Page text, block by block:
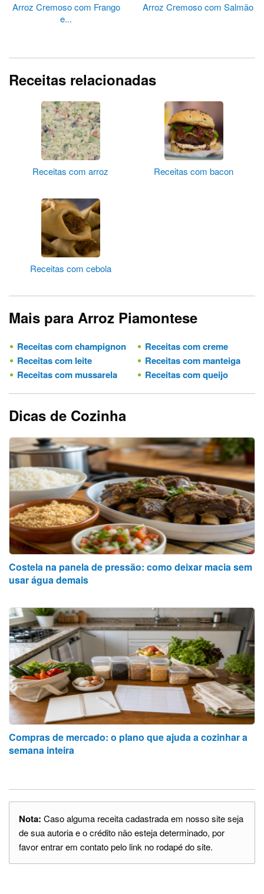
Arroz Cremoso com Frango
e...
Arroz Cremoso com Salmão
Receitas relacionadas
Receitas com arroz Receitas com bacon
Receitas com cebola
Mais para Arroz Piamontese
Receitas com champignon
Receitas com creme
Receitas com leite
Receitas com manteiga
Receitas com mussarela
Receitas com queijo
Dicas de Cozinha
Costela na panela de pressão: como deixar macia sem
usar água demais
Compras de mercado: o plano que ajuda a cozinhar a
semana inteira
Nota: Caso alguma receita cadastrada em nosso site seja
de sua autoria e o crédito não esteja determinado, por
favor entrar em contato pelo link no rodapé do site.